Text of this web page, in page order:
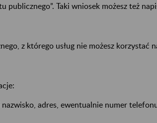
Taki wniosek możesz też
z którego usług nie możesz korzystać
adres, ewentualnie numer